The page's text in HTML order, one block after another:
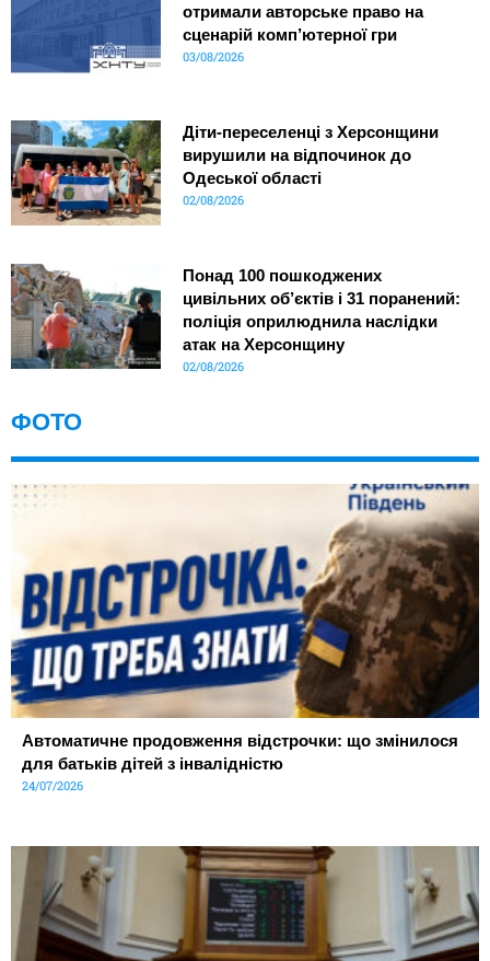
отримали авторське право на
сценарій комп’ютерної гри
03/08/2026
Діти-переселенці з Херсонщини
вирушили на відпочинок до
Одеської області
02/08/2026
Понад 100 пошкоджених
цивільних об’єктів і 31 поранений:
поліція оприлюднила наслідки
атак на Херсонщину
02/08/2026
ФОТО
Автоматичне продовження відстрочки: що змінилося
для батьків дітей з інвалідністю
24/07/2026